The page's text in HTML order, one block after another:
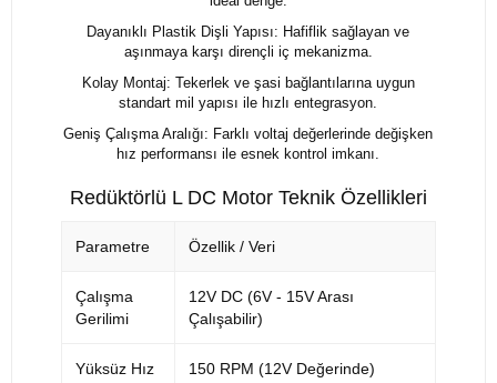
Dayanıklı Plastik Dişli Yapısı: Hafiflik sağlayan ve
aşınmaya karşı dirençli iç mekanizma.
Kolay Montaj: Tekerlek ve şasi bağlantılarına uygun
standart mil yapısı ile hızlı entegrasyon.
Geniş Çalışma Aralığı: Farklı voltaj değerlerinde değişken
hız performansı ile esnek kontrol imkanı.
Redüktörlü L DC Motor Teknik Özellikleri
Parametre Özellik / Veri
Çalışma
Gerilimi
12V DC (6V - 15V Arası
Çalışabilir)
Yüksüz Hız 150 RPM (12V Değerinde)